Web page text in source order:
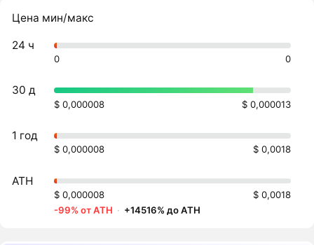
Цена мин/макс
24 ч
0 0
30 д
$ 0,000008 $ 0,000013
1 год
$ 0,000008 $ 0,0018
ATH
$ 0,000008
$ 0,0018
-99% от ATH · +14516% до ATH